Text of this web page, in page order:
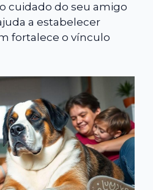
cuidado do seu amigo
a estabelecer
fortalece o vínculo